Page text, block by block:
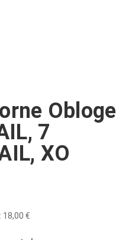
Obloge
7
XO
18,00 €